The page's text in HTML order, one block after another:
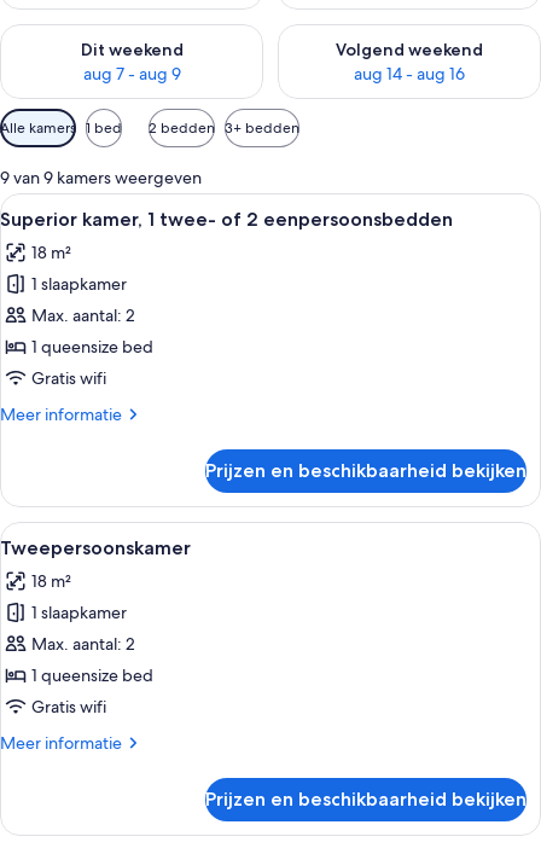
Dit weekend
aug 7 - aug 9
De beschikbaarheid controleren voor dit weekend aug 7 -
Volgend weekend
aug 14 - aug 16
De beschikbaarheid
Beschikbare
filters
voor
kamers
Alle kamers 1 bed 2 bedden 3+ bedden
9 van 9 kamers weergeven
Alle
foto's
voor
Superior
kamer,
1
twee-
2
eenpersoonsbedden
Superior kamer, 1 twee- of 2
6
Superior kamer, 1 twee- of 2 eenpersoonsbedden
18 m²
1 slaapkamer
Max. aantal: 2
1 queensize bed
Gratis wifi
Meer informatie
Meer
kamer,
twee-
2
eenpersoonsbedden
Prijzen en beschikbaarheid bekijken
Alle
foto's
voor
Tweepersoonskamer
laden
Tweepersoonskamer | Luxe
4
Tweepersoonskamer
18 m²
1 slaapkamer
Max. aantal: 2
1 queensize bed
Gratis wifi
Meer informatie
Meer
Prijzen en beschikbaarheid bekijken